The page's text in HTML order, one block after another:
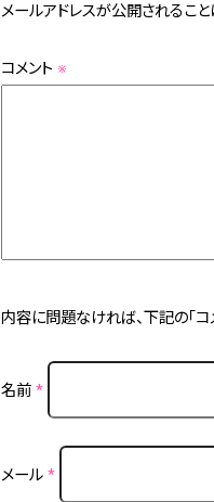
メールアドレスが公開されるこ
コメント ※
内容に問題なければ、下記の「コ
名前 *
メール *